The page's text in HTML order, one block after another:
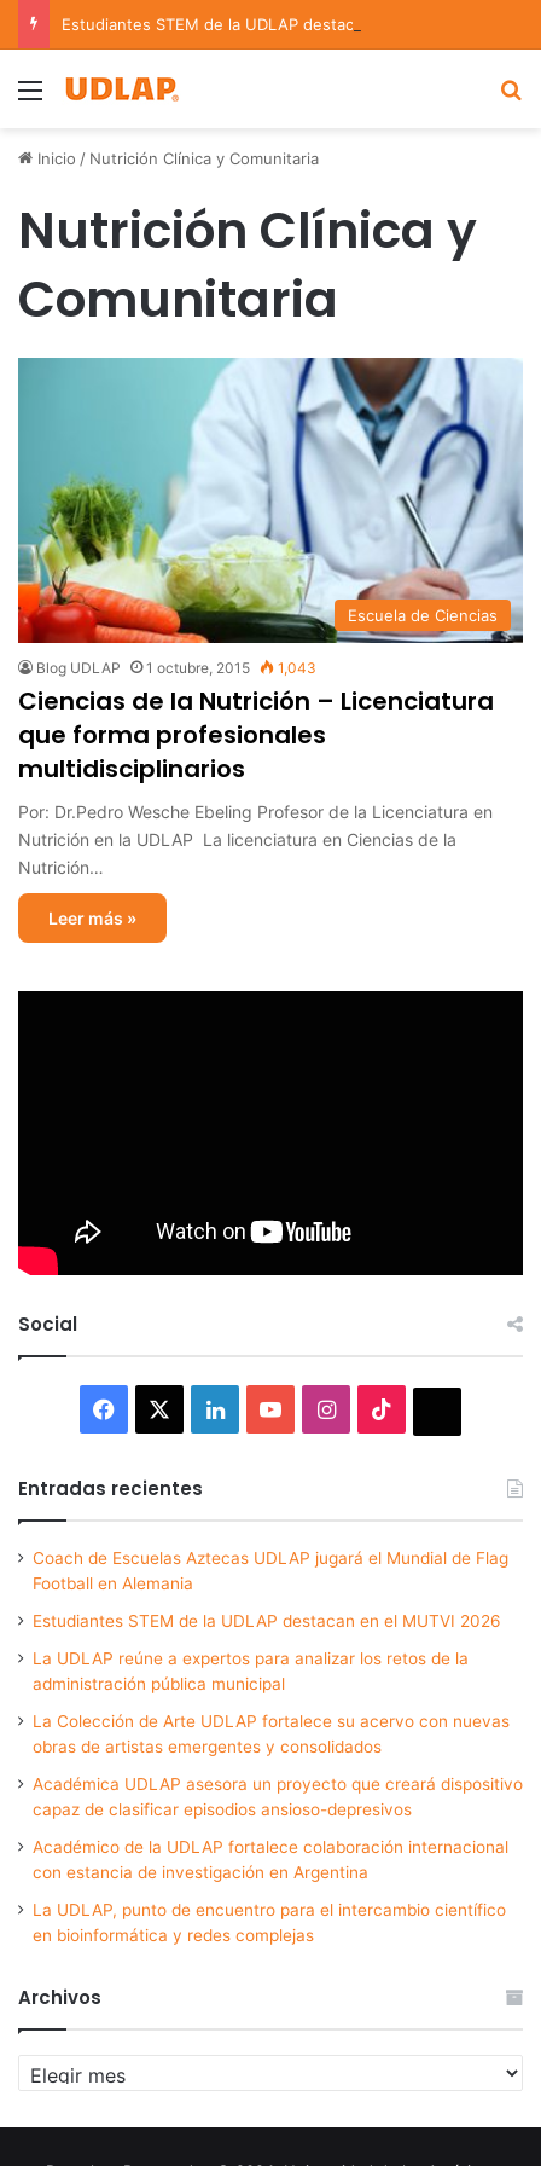
Menu
Inicio / Nutrición Clínica y Comunitaria
Nutrición Clínica y
Comunitaria
Escuela de Ciencias
Blog UDLAP 1 octubre, 2015 1,043
Ciencias de la Nutrición – Licenciatura
que forma profesionales
multidisciplinarios
Por: Dr.Pedro Wesche Ebeling Profesor de la Licenciatura en
Nutrición en la UDLAP La licenciatura en Ciencias de la
Nutrición…
Leer más »
Social
Facebook LinkedInYouTubeInstagram
Entradas recientes
Coach de Escuelas Aztecas UDLAP jugará el Mundial de Flag
Football en Alemania
Estudiantes STEM de la UDLAP destacan en el MUTVI 2026
La UDLAP reúne a expertos para analizar los retos de la
administración pública municipal
La Colección de Arte UDLAP fortalece su acervo con nuevas
obras de artistas emergentes y consolidados
Académica UDLAP asesora un proyecto que creará dispositivo
capaz de clasificar episodios ansioso-depresivos
Académico de la UDLAP fortalece colaboración internacional
con estancia de investigación en Argentina
La UDLAP, punto de encuentro para el intercambio científico
en bioinformática y redes complejas
Archivos
Archivos